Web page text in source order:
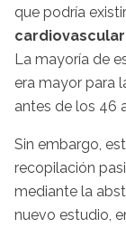
que podría
La mayoría de
era mayor para
antes de los 46
Sin embargo,
recopilación
mediante la
nuevo estudio,